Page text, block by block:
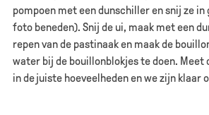
pompoen met een dunschiller en snij ze in
foto beneden). Snij de ui, maak met een
repen van de pastinaak en maak de
water bij de bouillonblokjes te doen. Meet
in de juiste hoeveelheden en we zijn klaar